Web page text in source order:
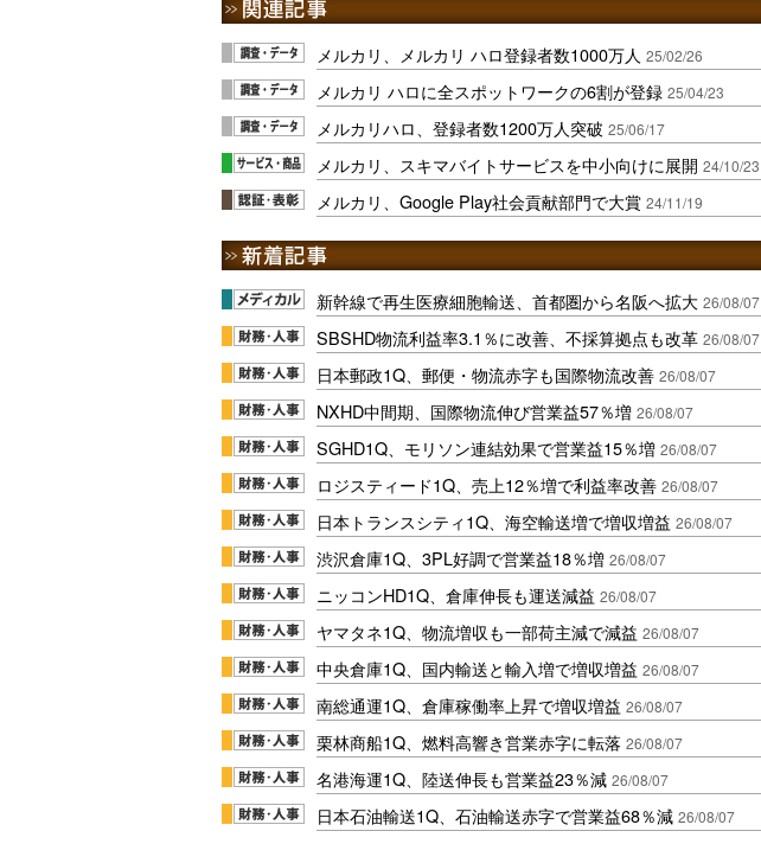
メルカリ、メルカリ ハロ登録者数1000万人 25/02/26
メルカリ ハロに全スポットワークの6割が登録 25/04/23
メルカリハロ、登録者数1200万人突破 25/06/17
メルカリ、スキマバイトサービスを中小向けに展開 24/10/23
メルカリ、Google Play社会貢献部門で大賞 24/11/19
新幹線で再生医療細胞輸送、首都圏から名阪へ拡大 26/08/07
SBSHD物流利益率3.1％に改善、不採算拠点も改革 26/08/07
日本郵政1Q、郵便・物流赤字も国際物流改善 26/08/07
NXHD中間期、国際物流伸び営業益57％増 26/08/07
SGHD1Q、モリソン連結効果で営業益15％増 26/08/07
ロジスティード1Q、売上12％増で利益率改善 26/08/07
日本トランスシティ1Q、海空輸送増で増収増益 26/08/07
渋沢倉庫1Q、3PL好調で営業益18％増 26/08/07
ニッコンHD1Q、倉庫伸長も運送減益 26/08/07
ヤマタネ1Q、物流増収も一部荷主減で減益 26/08/07
中央倉庫1Q、国内輸送と輸入増で増収増益 26/08/07
南総通運1Q、倉庫稼働率上昇で増収増益 26/08/07
栗林商船1Q、燃料高響き営業赤字に転落 26/08/07
名港海運1Q、陸送伸長も営業益23％減 26/08/07
日本石油輸送1Q、石油輸送赤字で営業益68％減 26/08/07